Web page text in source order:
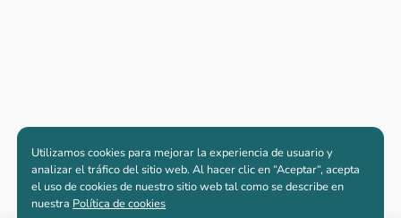
Utilizamos cookies para mejorar la experiencia de usuario y
analizar el tráfico del sitio web. Al hacer clic en “Aceptar“, acepta
el uso de cookies de nuestro sitio web tal como se describe en
nuestra Política de cookies